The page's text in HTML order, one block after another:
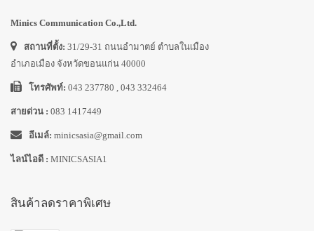
Minics Communication Co.,Ltd.
สถานที่ตั้ง: 31/29-31 ถนนอำมาตย์ ตำบลในเมือง
อำเภอเมือง จังหวัดขอนแก่น 40000
โทรศัพท์: 043 237780 , 043 332464
สายด่วน : 083 1417449
อีเมล์: minicsasia@gmail.com
ไลน์ไอดี : MINICSASIA1
สินค้าลดราคาพิเศษ